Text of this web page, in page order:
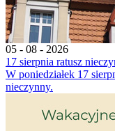
05 - 08 - 2026
17 sierpnia ratusz
W poniedziałek 17
nieczynny.